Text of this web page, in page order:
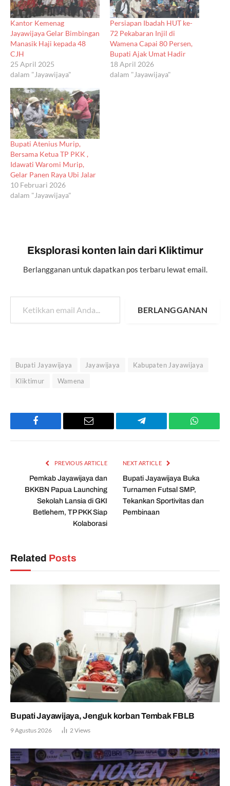
Kantor Kemenag
Jayawijaya Gelar Bimbingan
Manasik Haji kepada 48
CJH
25 April 2025
dalam "Jayawijaya"
Persiapan Ibadah HUT ke-
72 Pekabaran Injil di
Wamena Capai 80 Persen,
Bupati Ajak Umat Hadir
18 April 2026
dalam "Jayawijaya"
Bupati Atenius Murip,
Bersama Ketua TP PKK ,
Idawati Waromi Murip,
Gelar Panen Raya Ubi Jalar
10 Februari 2026
dalam "Jayawijaya"
Eksplorasi konten lain dari Kliktimur
Berlangganan untuk dapatkan pos terbaru lewat email.
Ketikkan email Anda...
BERLANGGANAN
Bupati Jayawijaya Jayawijaya
Kabupaten Jayawijaya
Kliktimur
Wamena
Facebook Email Telegram
PREVIOUS ARTICLE
Pemkab Jayawijaya dan
BKKBN Papua Launching
Sekolah Lansia di GKI
Betlehem, TP PKK Siap
Kolaborasi
NEXT ARTICLE
Bupati Jayawijaya Buka
Turnamen Futsal SMP,
Tekankan Sportivitas dan
Pembinaan
Related Posts
Bupati Jayawijaya, Jenguk korban Tembak FBLB
9 Agustus 2026 2Views